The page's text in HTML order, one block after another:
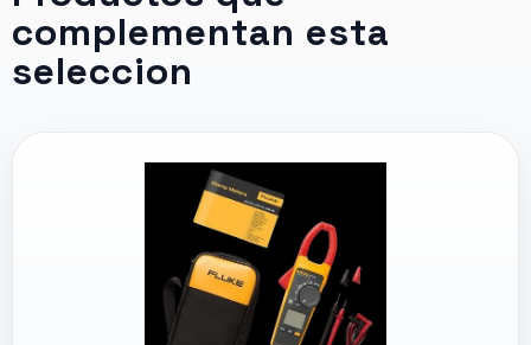
complementan esta
seleccion